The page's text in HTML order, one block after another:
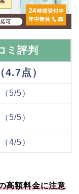
ミ評判
（4.7点）
（5/5）
（5/5）
（4/5）
高額料金に注意